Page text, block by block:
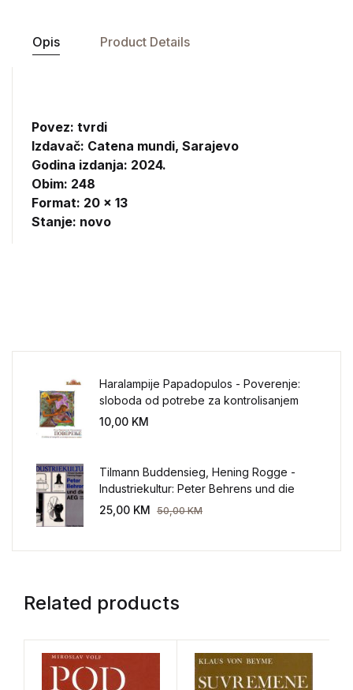
Opis Product Details
Povez: tvrdi
Izdavač: Catena mundi, Sarajevo
Godina izdanja: 2024.
Obim: 248
Format: 20 x 13
Stanje: novo
Haralampije Papadopulos - Poverenje:
sloboda od potrebe za kontrolisanjem
sveta
10,00 KM
Tilmann Buddensieg, Hening Rogge -
Industriekultur: Peter Behrens und die
AEG 1907-1914.
25,00 KM 50,00KM
Related products